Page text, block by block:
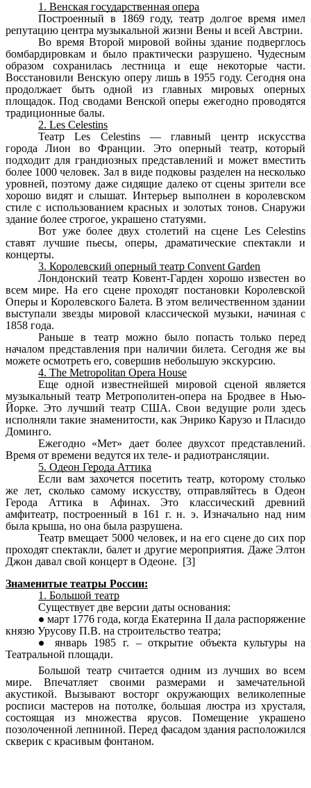
1. Венская государственная опера
Построенный в 1869 году, театр долгое время имел
репутацию центра музыкальной жизни Вены и всей Австрии.
Во время Второй мировой войны здание подверглось
бомбардировкам и было практически разрушено. Чудесным
образом сохранилась лестница и еще некоторые части.
ВосстановилиВенскую оперулишь в 1955 году. Сегодня она
продолжает быть одной из главных мировых оперных
площадок. Под сводами Венской оперы ежегодно проводятся
традиционные балы.
2. Les Celestins
Театр Les Celestins — главный центр искусства
городаЛион во Франции. Это оперный театр, который
подходит для грандиозных представлений и может вместить
более 1000 человек. Зал в виде подковы разделен на несколько
уровней, поэтому даже сидящие далеко от сцены зрители все
хорошо видят и слышат. Интерьер выполнен в королевском
стиле с использованием красных и золотых тонов. Снаружи
здание более строгое, украшено статуями.
Вот уже более двух столетий на сцене Les Celestins
ставят лучшие пьесы, оперы, драматические спектакли и
концерты.
3. Королевский оперный театр Convent Garden
Лондонский театр Ковент-Гарден хорошо известен во
всем мире. На его сцене проходят постановки Королевской
Оперы и Королевского Балета. В этом величественном здании
выступали звезды мировой классической музыки, начиная с
1858 года.
Раньше в театр можно было попасть только перед
началом представления при наличии билета. Сегодня же вы
можете осмотреть его, совершив небольшую экскурсию.
4. The Metropolitan Opera House
Еще одной известнейшей мировой сценой является
музыкальный театр Метрополитен-опера на Бродвее в Нью-
Йорке. Это лучший театр США. Свои ведущие роли здесь
исполняли такие знаменитости, как Энрико Карузо и Пласидо
Доминго.
Ежегодно «Мет» дает более двухсот представлений.
Время от времени ведутся их теле- и радиотрансляции.
5. Одеон Герода Аттика
Если вам захочется посетить театр, которому столько
же лет, сколько самому искусству, отправляйтесь в Одеон
Герода Аттика в Афинах. Это классический древний
амфитеатр, построенный в 161 г. н. э. Изначально над ним
была крыша, но она была разрушена.
Театр вмещает 5000 человек, и на его сцене до сих пор
проходят спектакли, балет и другие мероприятия. Даже Элтон
Джон давал свой концерт в Одеоне. [3]
Знаменитые театры России:
1. Большой театр
Существует две версии даты основания:
март 1776 года, когда Екатерина II дала распоряжение
князю Урусову П.В. на строительство театра;
январь 1985 г. – открытие объекта культуры на
Театральной площади.
Большой театр считается одним из лучших во всем
мире. Впечатляет своими размерами и замечательной
акустикой. Вызывают восторг окружающих великолепные
росписи мастеров на потолке, большая люстра из хрусталя,
состоящая из множества ярусов. Помещение украшено
позолоченной лепниной. Перед фасадом здания расположился
скверик с красивым фонтаном.